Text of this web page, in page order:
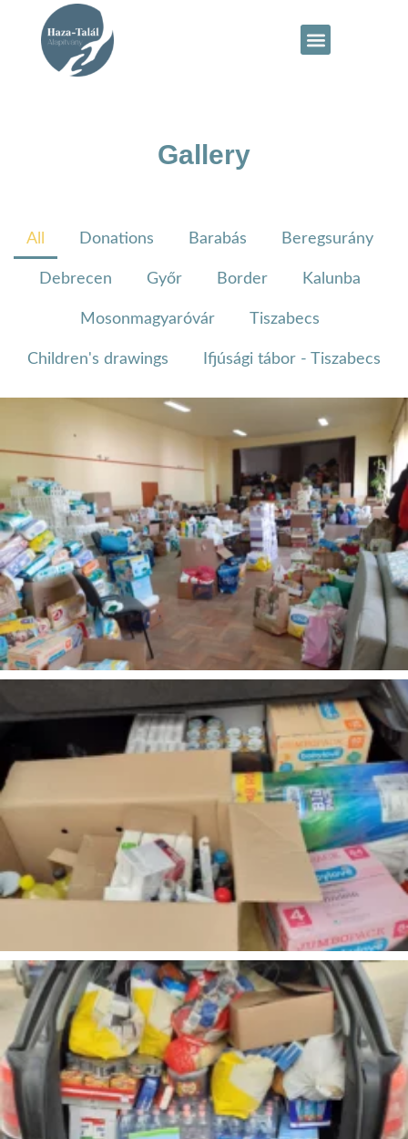
Gallery
All Donations Barabás Beregsurány
Debrecen Győr Border Kalunba
Mosonmagyaróvár Tiszabecs
Children's drawings Ifjúsági tábor - Tiszabecs